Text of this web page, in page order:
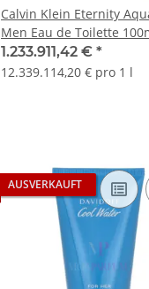
Calvin Klein Eternity
Men Eau de Toilette
1.233.911,42 € *
12.339.114,20 € pro 1 l
AUSVERKAUFT